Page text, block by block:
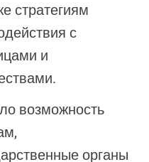
стратегиям
с
и
возможность
органы